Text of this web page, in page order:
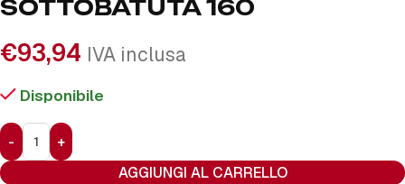
SOTTOBATUTA 160
€93,94 IVA inclusa
Disponibile
AGGIUNGI AL CARRELLO